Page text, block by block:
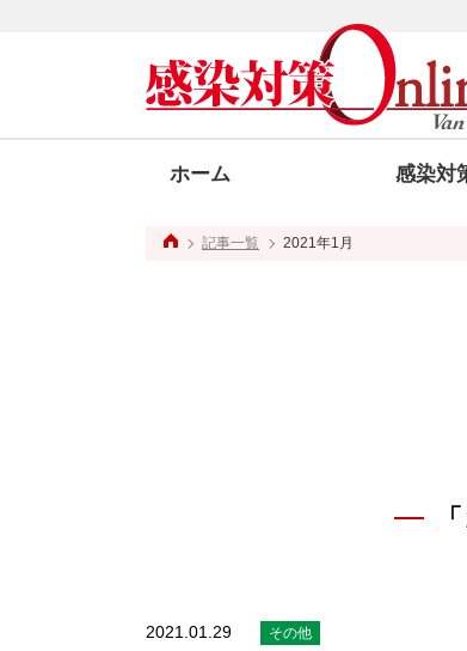
ホーム 感染対
記事一覧 2021年1月
2021.01.29 その他